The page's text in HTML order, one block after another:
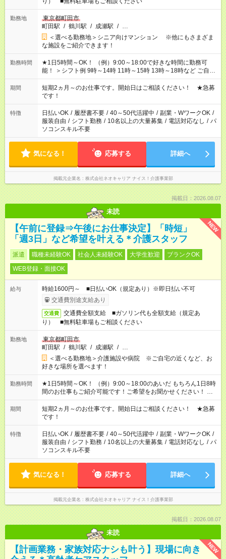
勤務地
東京都町田市
町田駅 / 鶴川駅 / 成瀬駅 / …
＜選べる勤務地＞シニア向けマンション ※他にもさまざま
な施設をご紹介できます！
勤務時間
★1日5時間～OK！ （例）9:00～18:00で好きな時間に勤務可
能！ ＞シフト例 9時～14時 11時～15時 13時～18時など ご自身
のご都合に合わせて勤務時間をご相談ください！ ★家庭の都合
でお休みや時間の調整が必要な場合も遠慮なくご相談くださ
い。
期間
短期2ヵ月～のお仕事です。開始日はご相談ください！ ★急募
です！
特徴 日払いOK / 履歴書不要 / 40～50代活躍中 / 副業・WワークOK /
服装自由 / シフト勤務 / 10名以上の大量募集 / 電話対応なし / パ
ソコンスキル不要
気になる！ 応募する 詳細へ
掲載元企業名 株式会社ネオキャリア ナイス！介護事業部
掲載日：2026.08.07
未読
NEW
【午前に登録⇒午後にお仕事決定】「時短」
「週3日」など希望を叶える＊介護スタッフ
派遣 職種未経験OK 社会人未経験OK 大学生歓迎
ブランクOK
WEB登録・面接OK
給与
時給1600円～ ■日払いOK（規定あり）※即日払い不可
交通費別途支給あり
交通費
交通費全額支給 ■ガソリン代も全額支給（規定あ
り） ■無料駐車場もご相談ください
勤務地
東京都町田市
町田駅 / 鶴川駅 / 成瀬駅 / …
＜選べる勤務地＞介護施設や病院 ※ご自宅の近くなど、お
好きな場所を選べます！
勤務時間
★1日5時間～OK！ （例）9:00～18:00のあいだ もちろん1日8時
間のお仕事もご紹介可能です！ご希望をお聞かせください！ ※
週最低15時間以上の勤務が必要です
期間
短期2ヵ月～のお仕事です。開始日はご相談ください！ ★急募
です！
特徴 日払いOK / 履歴書不要 / 40～50代活躍中 / 副業・WワークOK /
服装自由 / シフト勤務 / 10名以上の大量募集 / 電話対応なし / パ
ソコンスキル不要
気になる！ 応募する 詳細へ
掲載元企業名 株式会社ネオキャリア ナイス！介護事業部
掲載日：2026.08.07
未読
NEW
【計画業務・家族対応ナシも叶う】現場に向き